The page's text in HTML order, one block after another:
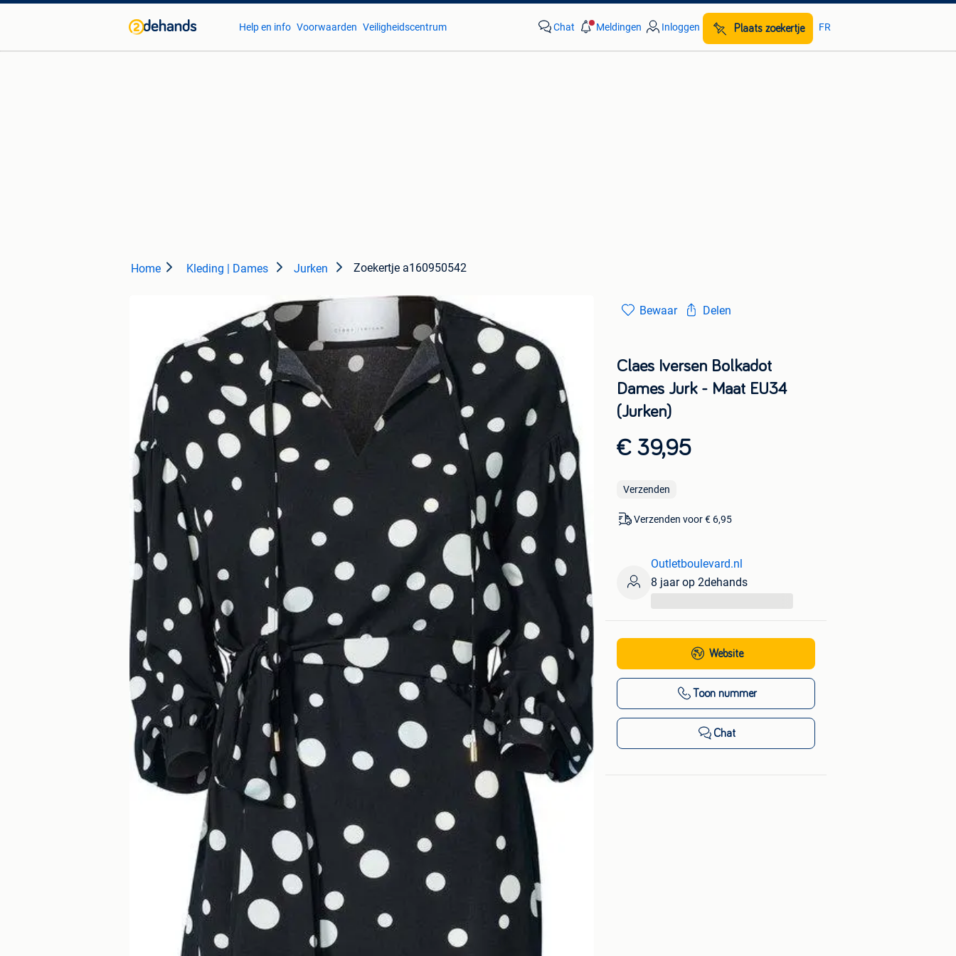
Help en info Voorwaarden Veiligheidscentrum Chat Meldingen Inloggen Plaats zoekertje FR
Home Kleding | Dames Jurken Zoekertje a160950542
Bewaar Delen
Claes Iversen Bolkadot
Dames Jurk - Maat EU34
(Jurken)
€ 39,95
Verzenden
Verzenden voor € 6,95
Outletboulevard.nl
8 jaar op 2dehands
Website
Toon nummer
Chat